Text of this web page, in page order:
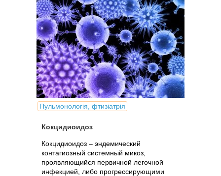
Пульмонологія, фтизіатрія
Кокцидиоидоз
Кокцидиоидоз – эндемический
контагиозный системный микоз,
проявляющийся первичной легочной
инфекцией, либо прогрессирующими